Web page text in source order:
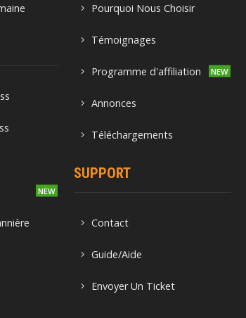
Pourquoi Nous Choisir
Témoignages
Programme d'affiliation
Annonces
Téléchargements
SUPPORT
Contact
Envoyer Un Ticket
Guide/Aide